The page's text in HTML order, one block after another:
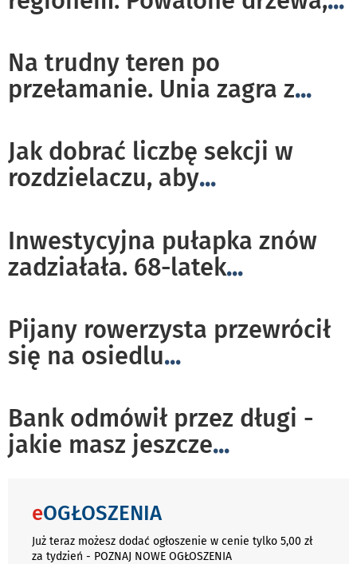
Na trudny teren po
przełamanie. Unia zagra z...
Jak dobrać liczbę sekcji w
rozdzielaczu, aby...
Inwestycyjna pułapka znów
zadziałała. 68-latek...
Pijany rowerzysta przewrócił
się na osiedlu...
Bank odmówił przez długi -
jakie masz jeszcze...
eOGŁOSZENIA
Już teraz możesz dodać ogłoszenie w cenie tylko 5,00 zł
za tydzień - POZNAJ NOWE OGŁOSZENIA